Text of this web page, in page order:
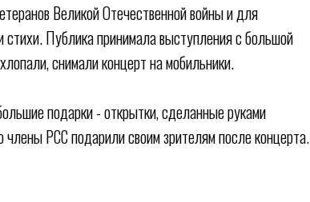
Великой Отечественной войны и для
стихи. Публика принимала выступления с большой
снимали концерт на мобильники.
подарки - открытки, сделанные руками
РСС подарили своим зрителям после концерта.